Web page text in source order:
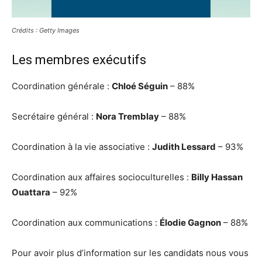
Crédits : Getty Images
Les membres exécutifs
Coordination générale : Chloé Séguin – 88%
Secrétaire général : Nora Tremblay – 88%
Coordination à la vie associative : Judith Lessard – 93%
Coordination aux affaires socioculturelles : Billy Hassan
Ouattara – 92%
Coordination aux communications : Élodie Gagnon – 88%
Pour avoir plus d’information sur les candidats nous vous